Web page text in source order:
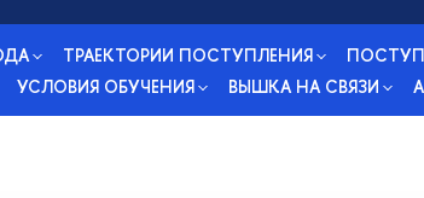
ТРАЕКТОРИИ ПОСТУПЛЕНИЯ
УСЛОВИЯ ОБУЧЕНИЯ
ВЫШКА НА СВЯЗИ